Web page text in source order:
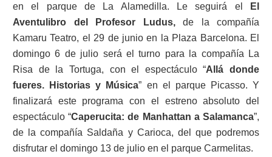
en el parque de La Alamedilla. Le seguirá el
El
Aventulibro del Profesor Ludus, de la compañía
Kamaru Teatro, el 29 de junio en la Plaza Barcelona. El
domingo 6 de julio será el turno para la compañía La
Risa de la Tortuga, con el espectáculo “Allá donde
fueres. Historias y Música” en el parque Picasso. Y
finalizará este programa con el estreno absoluto del
espectáculo “Caperucita: de Manhattan a Salamanca”,
de la compañía Saldaña y Carioca, del que podremos
disfrutar el domingo 13 de julio en el parque Carmelitas.